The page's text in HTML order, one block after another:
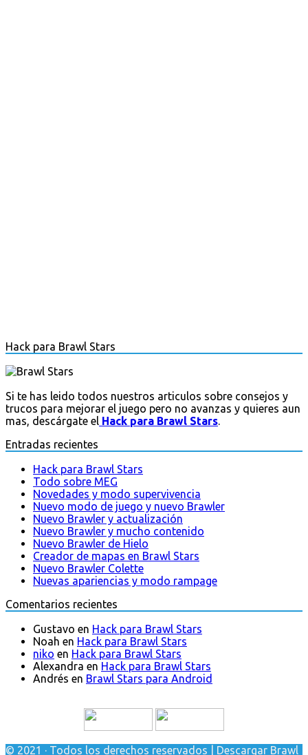
Hack para Brawl Stars
Si te has leido todos nuestros articulos sobre consejos y
trucos para mejorar el juego pero no avanzas y quieres aun
mas, descárgate el Hack para Brawl Stars.
Entradas recientes
Hack para Brawl Stars
Todo sobre MEG
Novedades y modo supervivencia
Nuevo modo de juego y nuevo Brawler
Nuevo Brawler y actualización
Nuevo Brawler y mucho contenido
Nuevo Brawler de Hielo
Creador de mapas en Brawl Stars
Nuevo Brawler Colette
Nuevas apariencias y modo rampage
Comentarios recientes
Gustavo en Hack para Brawl Stars
Noah en Hack para Brawl Stars
niko en Hack para Brawl Stars
Alexandra en Hack para Brawl Stars
Andrés en Brawl Stars para Android
© 2021 · Todos los derechos reservados | Descargar Brawl